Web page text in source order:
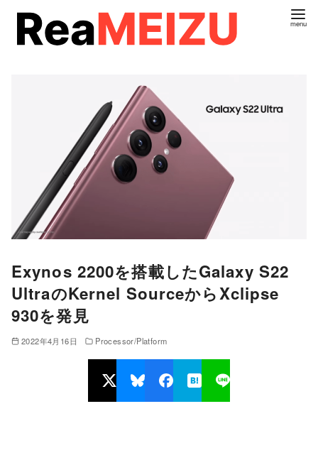
Exynos 2200を搭載したGalaxy S22
UltraのKernel SourceからXclipse
930を発見
2022年4月16日 Processor/Platform